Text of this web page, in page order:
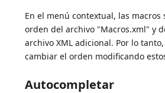
En el menú contextual, las macros
orden del archivo "Macros.xml" y
archivo XML adicional. Por lo
cambiar el orden modificando
Autocompletar